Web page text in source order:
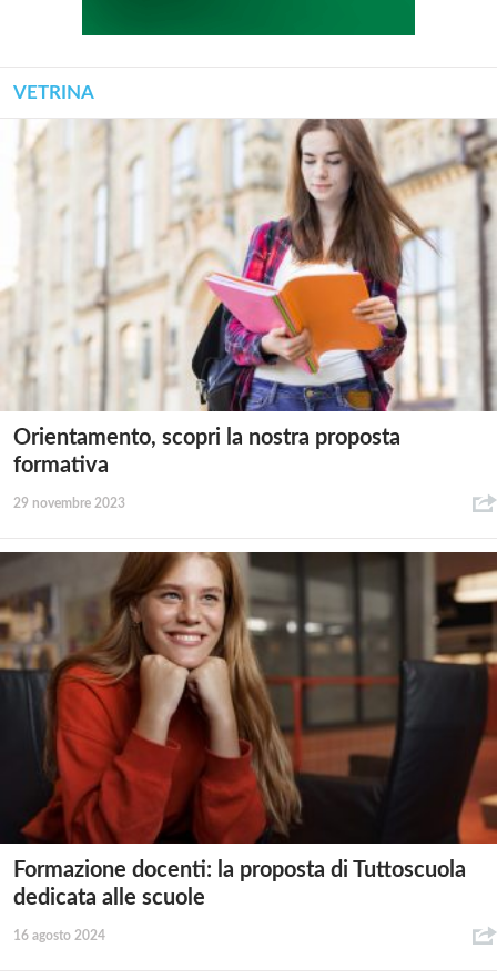
VETRINA
Orientamento, scopri la nostra proposta
formativa
29 novembre 2023
Formazione docenti: la proposta di Tuttoscuola
dedicata alle scuole
16 agosto 2024